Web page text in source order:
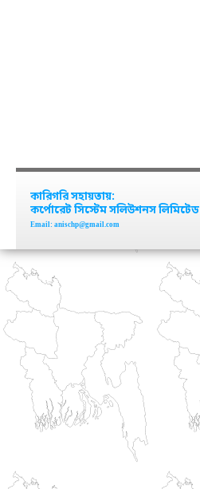
কারিগরি সহায়তায়:
কর্পোরেট সিস্টেম সলিউশনস লিমিটেড
Email: anischp@gmail.com